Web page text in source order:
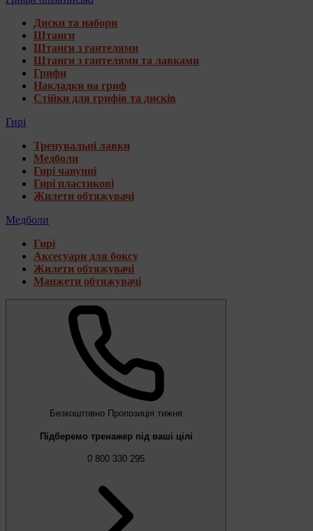
Диски та набори
Штанги
Штанги з гантелями
Штанги з гантелями та лавками
Грифи
Накладки на гриф
Стійки для грифів та дисків
Гирі
Тренувальні лавки
Медболи
Гирі чавунні
Гирі пластикові
Жилети обтяжувачі
Медболи
Гирі
Аксесуари для боксу
Жилети обтяжувачі
Манжети обтяжувачі
Безкоштовно Пропозиція тижня
Підберемо тренажер під ваші цілі
0 800 330 295